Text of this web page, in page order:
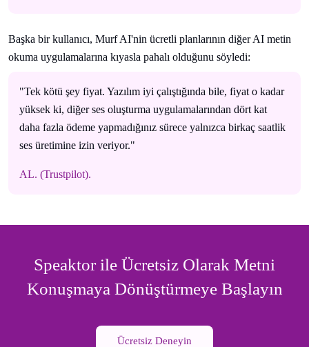
Başka bir kullanıcı, Murf AI'nin ücretli planlarının diğer AI metin
okuma uygulamalarına kıyasla pahalı olduğunu söyledi:
"Tek kötü şey fiyat. Yazılım iyi çalıştığında bile, fiyat o kadar
yüksek ki, diğer ses oluşturma uygulamalarından dört kat
daha fazla ödeme yapmadığınız sürece yalnızca birkaç saatlik
ses üretimine izin veriyor."
AL. (Trustpilot).
Speaktor ile Ücretsiz Olarak Metni
Konuşmaya Dönüştürmeye Başlayın
Ücretsiz Deneyin